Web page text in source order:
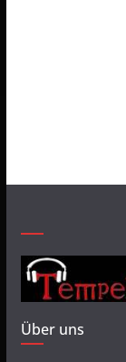
Über uns